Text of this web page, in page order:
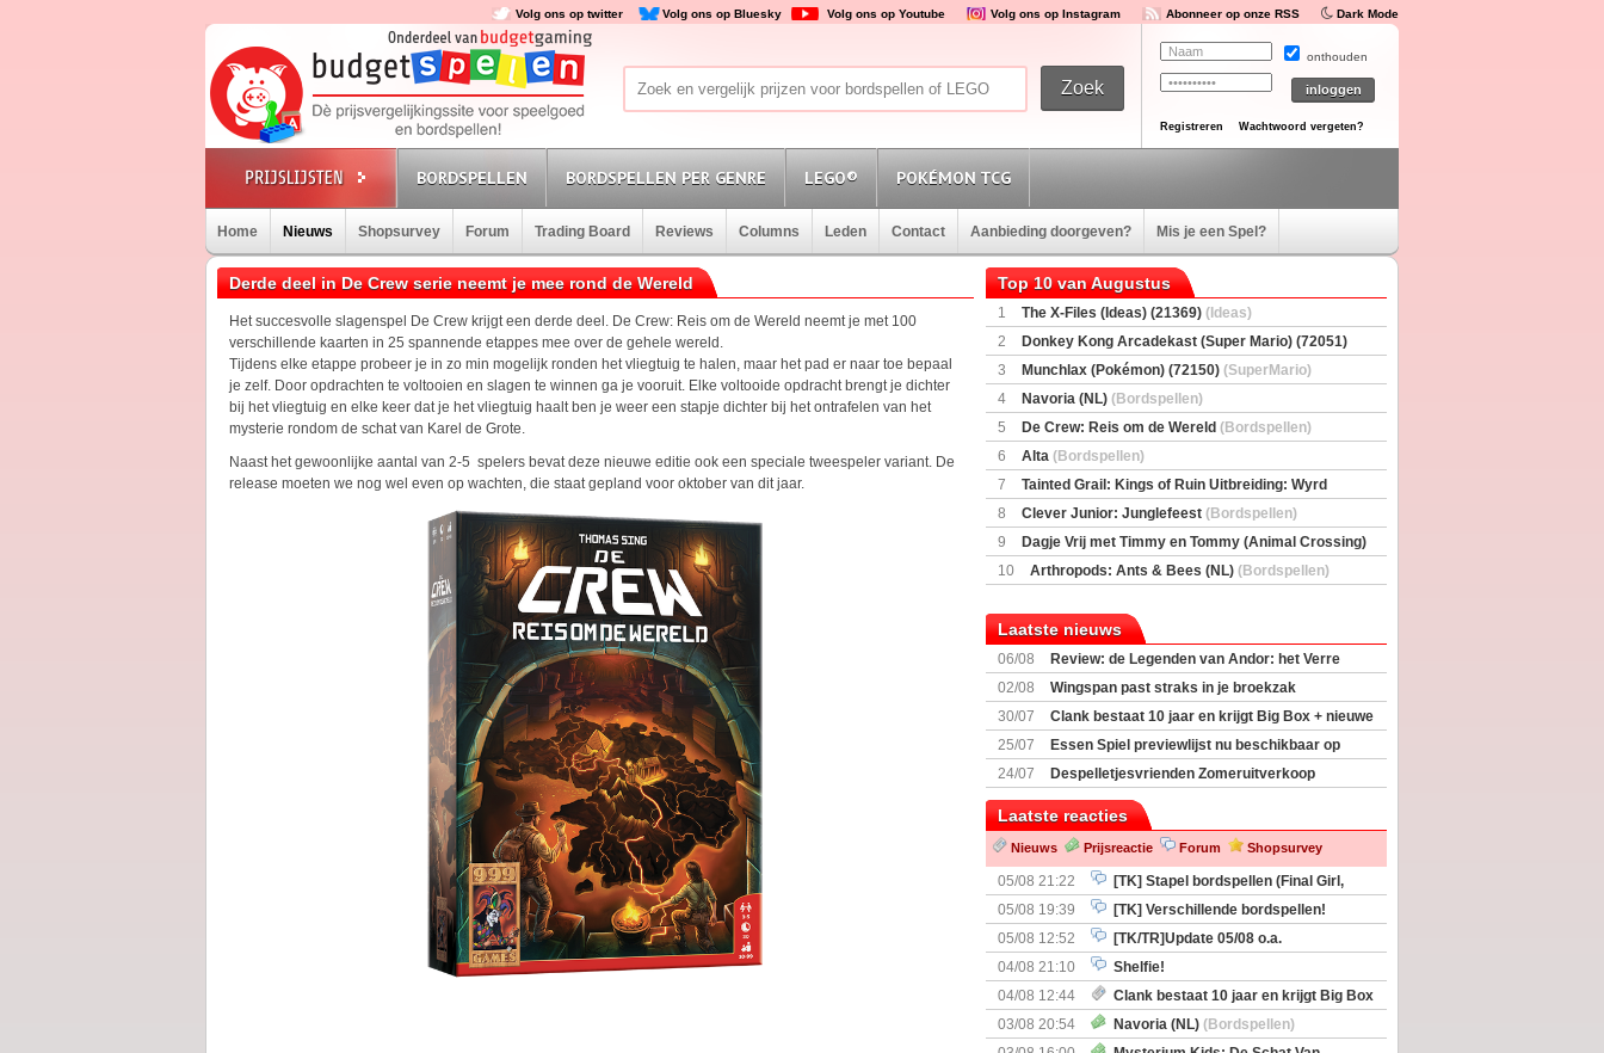
Volg ons op twitter Volg ons op Bluesky Volg ons op Youtube Volg ons op Instagram Abonneer op onze RSS Dark Mode
onthouden
Registreren Wachtwoord vergeten?
BORDSPELLEN BORDSPELLEN PER GENRE LEGO® POKÉMON TCG
Home Nieuws Shopsurvey Forum Trading Board Reviews Columns Leden Contact Aanbieding doorgeven? Mis je een Spel?
Derde deel in De Crew serie neemt je mee rond de Wereld
Het succesvolle slagenspel De Crew krijgt een derde deel. De Crew: Reis om de Wereld neemt je met 100
verschillende kaarten in 25 spannende etappes mee over de gehele wereld.
Tijdens elke etappe probeer je in zo min mogelijk ronden het vliegtuig te halen, maar het pad er naar toe bepaal
je zelf. Door opdrachten te voltooien en slagen te winnen ga je vooruit. Elke voltooide opdracht brengt je dichter
bij het vliegtuig en elke keer dat je het vliegtuig haalt ben je weer een stapje dichter bij het ontrafelen van het
mysterie rondom de schat van Karel de Grote.
Naast het gewoonlijke aantal van 2-5 spelers bevat deze nieuwe editie ook een speciale tweespeler variant. De
release moeten we nog wel even op wachten, die staat gepland voor oktober van dit jaar.
Top 10 van Augustus
1 The X-Files (Ideas) (21369) (Ideas)
2
Donkey Kong Arcadekast (Super Mario) (72051)
(SuperMario)
3 Munchlax (Pokémon) (72150) (SuperMario)
4
Navoria (NL) (Bordspellen)
5
De Crew: Reis om de Wereld (Bordspellen)
6
Alta (Bordspellen)
7
Tainted Grail: Kings of Ruin Uitbreiding: Wyrd
Encounters(Bordspellen)
8 Clever Junior: Junglefeest (Bordspellen)
9
Dagje Vrij met Timmy en Tommy (Animal Crossing)
(77059)(Ideas)
10 Arthropods: Ants & Bees (NL) (Bordspellen)
Laatste nieuws
06/08
Review: de Legenden van Andor: het Verre
Land
02/08
Wingspan past straks in je broekzak
30/07
Clank bestaat 10 jaar en krijgt Big Box + nieuwe
uitbreiding
25/07
Essen Spiel previewlijst nu beschikbaar op
Boardgamegeek
24/07
Despelletjesvrienden Zomeruitverkoop
Laatste reacties
Nieuws Prijsreactie Forum Shopsurvey
05/08 21:22
[TK] Stapel bordspellen (Final Girl,
Nemesis Retaliation, Zombicide Invader)
05/08 19:39
[TK] Verschillende bordspellen!
05/08 12:52
[TK/TR]Update 05/08 o.a.
Prijsverlagingen, Imperium Horizons, 20 Strong
04/08 21:10
Shelfie!
04/08 12:44
Clank bestaat 10 jaar en krijgt Big Box
+ nieuwe uitbreiding
03/08 20:54 Navoria (NL) (Bordspellen)